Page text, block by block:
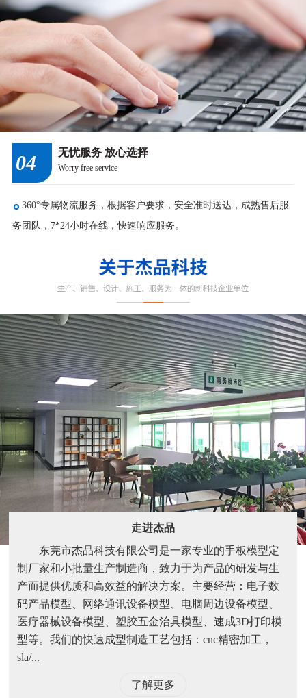
04 无忧服务 放心选择
Worry free service
360°专属物流服务，根据客户要求，安全准时送达，成熟售后服
务团队，7*24小时在线，快速响应服务。
走进杰品
东莞市杰品科技有限公司是一家专业的手板模型定
制厂家和小批量生产制造商，致力于为产品的研发与生
产而提供优质和高效益的解决方案。主要经营：电子数
码产品模型、网络通讯设备模型、电脑周边设备模型、
医疗器械设备模型、塑胶五金治具模型、速成3D打印模
型等。我们的快速成型制造工艺包括：cnc精密加工，
sla/...
了解更多